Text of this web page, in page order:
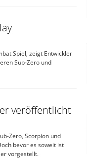
Spiel, zeigt Entwickler
Sub-Zero und
veröffentlicht
Zero, Scorpion und
bevor es soweit ist
vorgestellt.